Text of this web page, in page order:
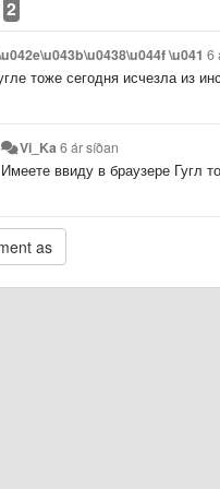
2
\u041 6
тоже сегодня исчезла из
Vi_Ka 6 ár síðan
Имеете ввиду в браузере Гугл